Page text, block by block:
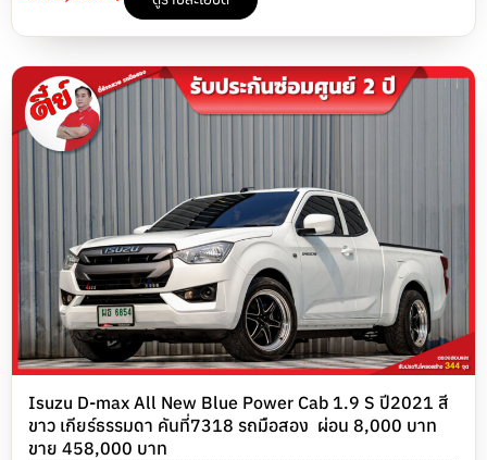
Isuzu D-max All New Blue Power Cab 1.9 S ปี2021 สี
ขาว เกียร์ธรรมดา คันที่7318 รถมือสอง ผ่อน 8,000 บาท
ขาย 458,000 บาท